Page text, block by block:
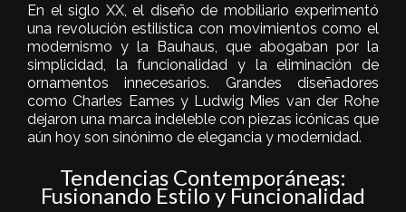
En el siglo XX, el diseño de mobiliario experimentó
una revolución estilística con movimientos como el
modernismo y la Bauhaus, que abogaban por la
simplicidad, la funcionalidad y la eliminación de
ornamentos innecesarios. Grandes diseñadores
comoCharles Eames y Ludwig Mies van der Rohe
dejaron una marca indeleble con piezas icónicas que
aún hoy son sinónimo de elegancia y modernidad.
Tendencias Contemporáneas:
Fusionando Estilo y Funcionalidad